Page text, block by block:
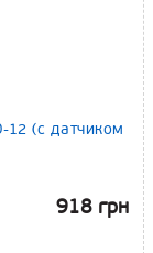
(с датчиком
918 грн